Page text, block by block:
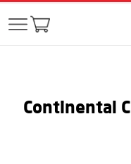
Continental